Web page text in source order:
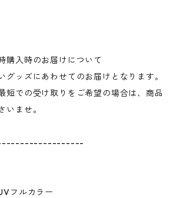
購入時のお届けについて
グッズにあわせてのお届けとなります。
短での受け取りをご希望の場合は、商品
いませ。
フルカラー